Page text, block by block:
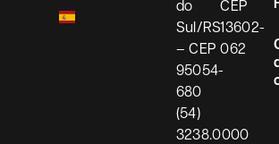
do
Sul/RS
– CEP
95054-
680
(54)
3238.0000
CEP
13602-
062